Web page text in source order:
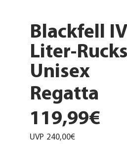
Blackfell
Liter-
Unisex
Regatta
119,99€
UVP 240,00€